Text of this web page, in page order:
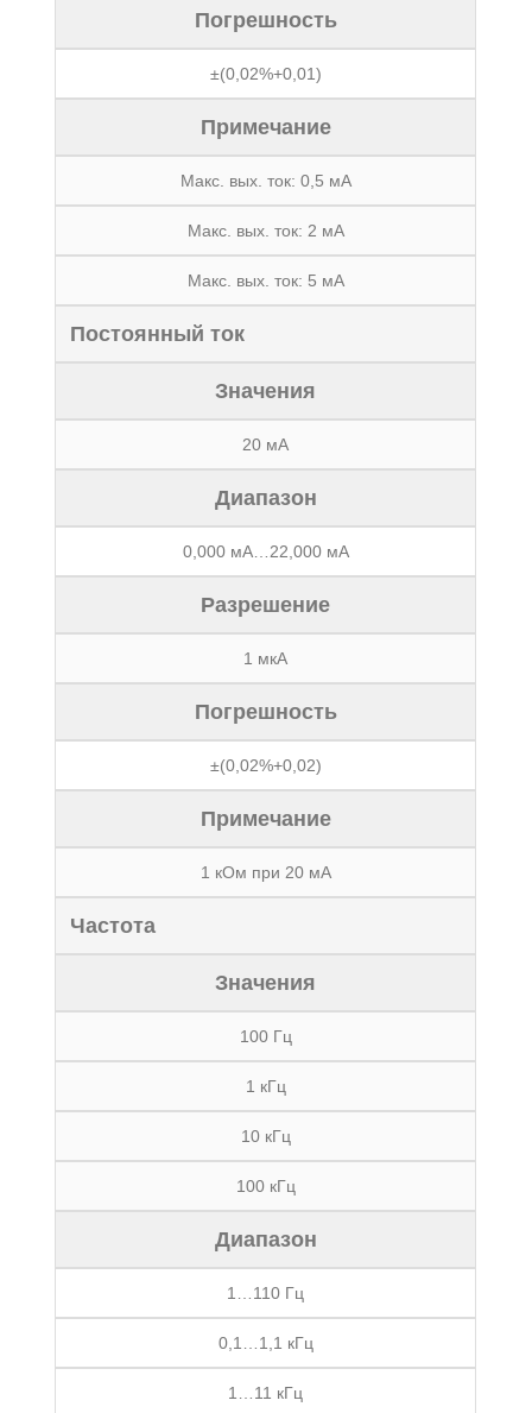
Погрешность
±(0,02%+0,01)
Примечание
Макс. вых. ток: 0,5 мА
Макс. вых. ток: 2 мА
Макс. вых. ток: 5 мА
Постоянный ток
Значения
20 мА
Диапазон
0,000 мА…22,000 мА
Разрешение
1 мкА
Погрешность
±(0,02%+0,02)
Примечание
1 кОм при 20 мА
Частота
Значения
100 Гц
1 кГц
10 кГц
100 кГц
Диапазон
1…110 Гц
0,1…1,1 кГц
1…11 кГц